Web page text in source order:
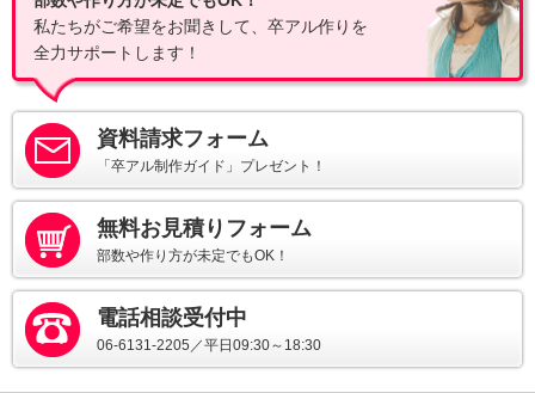
私たちがご希望をお聞きして、卒アル作りを
全力サポートします！
資料請求フォーム
「卒アル制作ガイド」プレゼント！
無料お見積りフォーム
部数や作り方が未定でもOK！
電話相談受付中
06-6131-2205／平日09:30～18:30